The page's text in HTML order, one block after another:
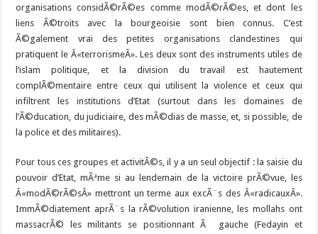
organisations considÃ©rÃ©es comme modÃ©rÃ©es, et dont les
liens Ã©troits avec la bourgeoisie sont bien connus. C’est
Ã©galement vrai des petites organisations clandestines qui
pratiquent le Â«terrorismeÂ». Les deux sont des instruments utiles de
l’islam politique, et la division du travail est hautement
complÃ©mentaire entre ceux qui utilisent la violence et ceux qui
infiltrent les institutions d’Etat (surtout dans les domaines de
l’Ã©ducation, du judiciaire, des mÃ©dias de masse, et, si possible, de
la police et des militaires).
Pour tous ces groupes et activitÃ©s, il y a un seul objectif : la saisie du
pouvoir d’Etat, mÃªme si au lendemain de la victoire prÃ©vue, les
Â«modÃ©rÃ©sÂ» mettront un terme aux excÃ¨s des Â«radicauxÂ».
ImmÃ©diatement aprÃ¨s la rÃ©volution iranienne, les mollahs ont
massacrÃ© les militants se positionnant Ã gauche (Fedayin et